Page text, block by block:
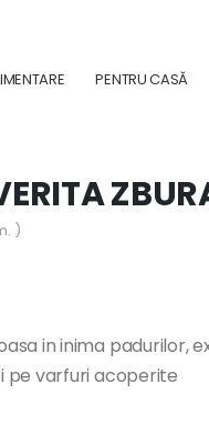
PENTRU CASĂ
)
in inima padurilor,
pe varfuri acoperite